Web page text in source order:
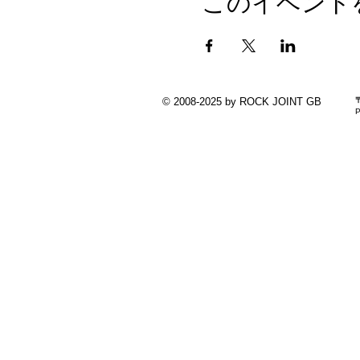
© 2008-2025 by ROCK JOINT GB